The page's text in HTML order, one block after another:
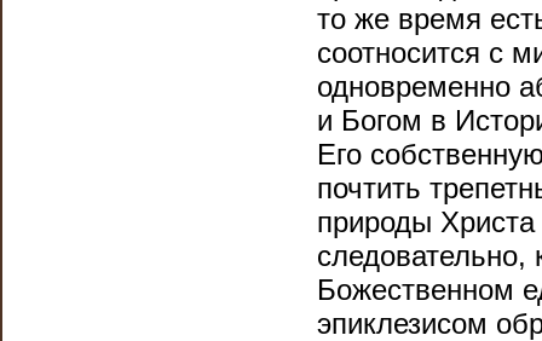
то же время
соотносится с
одновременно
и Богом в
Его
почтить
природы
следовательно,
Божественном
эпиклезисом